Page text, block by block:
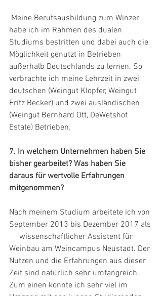
habe ich im Rahmen des dualen
Studiums bestritten und dabei auch die
Möglichkeit genutzt in Betrieben
außerhalb Deutschlands zu lernen. So
verbrachte ich meine Lehrzeit in zwei
deutschen (Weingut Klopfer, Weingut
Fritz Becker) und zwei ausländischen
(Weingut Bernhard Ott, DeWetshof
Estate) Betrieben.
7. In welchem Unternehmen haben Sie
bisher gearbeitet? Was haben Sie
daraus für wertvolle Erfahrungen
mitgenommen?
Nach meinem Studium arbeitete ich von
September 2013 bis Dezember 2017 als
     wissenschaftlicher Assistent für
Weinbau am Weincampus Neustadt. Der
Nutzen und die Erfahrungen aus dieser
Zeit sind natürlich sehr umfangreich.
Zum einen konnte ich sehr viel im